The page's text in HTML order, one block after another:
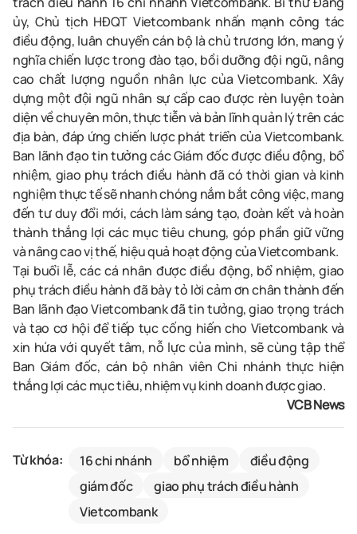
ủy, Chủ tịch HĐQT Vietcombank nhấn mạnh công tác
điều động, luân chuyển cán bộ là chủ trương lớn, mang ý
nghĩa chiến lược trong đào tạo, bồi dưỡng đội ngũ, nâng
cao chất lượng nguồn nhân lực của Vietcombank. Xây
dựng một đội ngũ nhân sự cấp cao được rèn luyện toàn
diện về chuyên môn, thực tiễn và bản lĩnh quản lý trên các
địa bàn, đáp ứng chiến lược phát triển của Vietcombank.
Ban lãnh đạo tin tưởng các Giám đốc được điều động, bổ
nhiệm, giao phụ trách điều hành đã có thời gian và kinh
nghiệm thực tế sẽ nhanh chóng nắm bắt công việc, mang
đến tư duy đổi mới, cách làm sáng tạo, đoàn kết và hoàn
thành thắng lợi các mục tiêu chung, góp phần giữ vững
và nâng cao vị thế, hiệu quả hoạt động của Vietcombank.
Tại buổi lễ, các cá nhân được điều động, bổ nhiệm, giao
phụ trách điều hànhđã bày tỏ lời cảm ơn chân thành đến
Ban lãnh đạo Vietcombank đã tin tưởng, giao trọng trách
và tạo cơ hội để tiếp tục cống hiến cho Vietcombank và
xin hứa với quyết tâm, nỗ lực của mình, sẽ cùng tập thể
Ban Giám đốc, cán bộ nhân viên Chi nhánh thực hiện
thắng lợi các mục tiêu, nhiệm vụ kinh doanh được giao.
VCB News
Từ khóa: 16 chi nhánh bổ nhiệm
điều động
giám đốc
giao phụ trách điều hành
Vietcombank